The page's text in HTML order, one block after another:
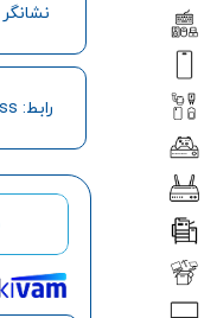
نشانگر LED : دارد
رابط: PCI Express